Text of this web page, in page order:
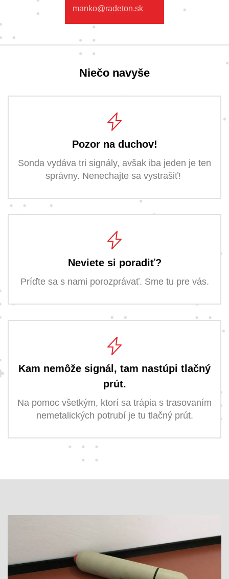
manko@radeton.sk
Niečo navyše
Pozor na duchov!
Sonda vydáva tri signály, avšak iba jeden je ten
správny. Nenechajte sa vystrašiť!
Neviete si poradiť?
Príďte sa s nami porozprávať. Sme tu pre vás.
Kam nemôže signál, tam nastúpi tlačný
prút.
Na pomoc všetkým, ktorí sa trápia s trasovaním
nemetalických potrubí je tu tlačný prút.